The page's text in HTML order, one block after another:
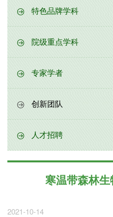
特色品牌学科
院级重点学科
专家学者
创新团队
人才招聘
寒温带森林
2021-10-14